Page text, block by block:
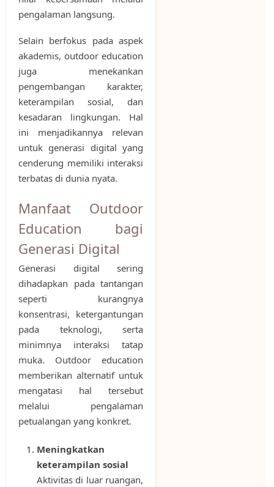
pengalaman langsung.
Selain berfokus pada aspek
akademis, outdoor education
juga menekankan
pengembangan karakter,
keterampilan sosial, dan
kesadaran lingkungan. Hal
ini menjadikannya relevan
untuk generasi digital yang
cenderung memiliki interaksi
terbatas di dunia nyata.
Manfaat Outdoor
Education bagi
Generasi Digital
Generasi digital sering
dihadapkan pada tantangan
seperti kurangnya
konsentrasi, ketergantungan
pada teknologi, serta
minimnya interaksi tatap
muka. Outdoor education
memberikan alternatif untuk
mengatasi hal tersebut
melalui pengalaman
petualangan yang konkret.
Meningkatkan
keterampilan sosial
Aktivitas di luar ruangan,